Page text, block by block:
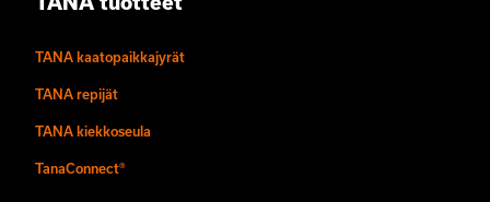
TANA kaatopaikkajyrät
TANA repijät
TANA kiekkoseula
TanaConnect®